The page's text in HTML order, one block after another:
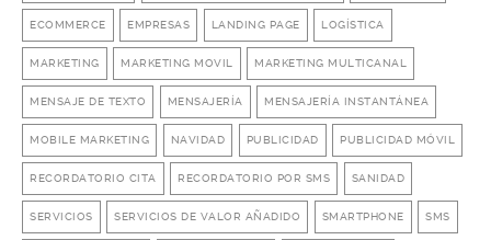
ECOMMERCE EMPRESAS LANDING PAGE LOGÍSTICA
MARKETING MARKETING MOVIL MARKETING MULTICANAL
MENSAJE DE TEXTO MENSAJERÍA MENSAJERÍA INSTANTÁNEA
MOBILE MARKETING NAVIDAD PUBLICIDAD PUBLICIDAD MÓVIL
RECORDATORIO CITA RECORDATORIO POR SMS SANIDAD
SERVICIOS SERVICIOS DE VALOR AÑADIDO SMARTPHONE SMS